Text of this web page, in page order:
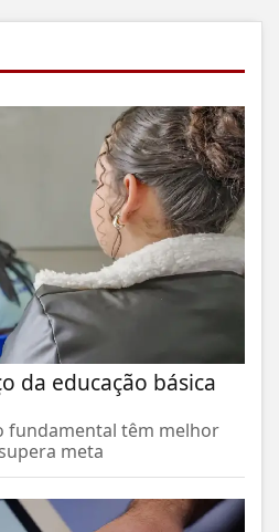
da educação básica
fundamental têm melhor
meta